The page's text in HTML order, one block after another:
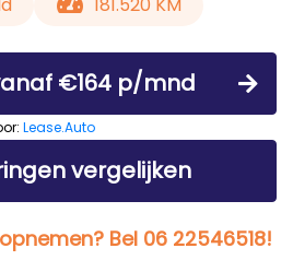
€164 p/mnd
Lease.Auto
vergelijken
Bel 06 22546518!